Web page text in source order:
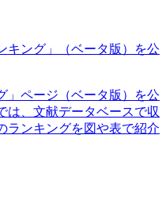
キング」（ベータ版）を公
」ページ（ベータ版）を公
は、文献データベースで収
ランキングを図や表で紹介